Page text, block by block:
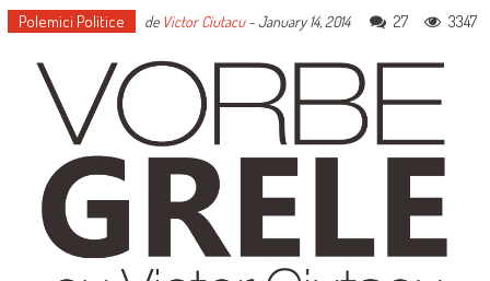
Polemici Politice de Victor Ciutacu-January 14, 2014 27 3347